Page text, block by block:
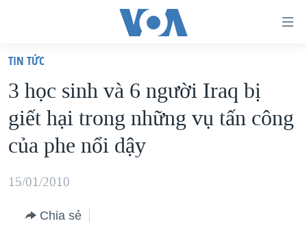
truy
cập
Tới
nội
chính
VIỆT NAM
HOA KỲ
BIỂN ĐÔNG
THẾ GIỚI
DIỄN ĐÀN
TIN TỨC
3 học sinh và 6 người Iraq bị
giết hại trong những vụ tấn công
của phe nổi dậy
15/01/2010
Chia sẻ